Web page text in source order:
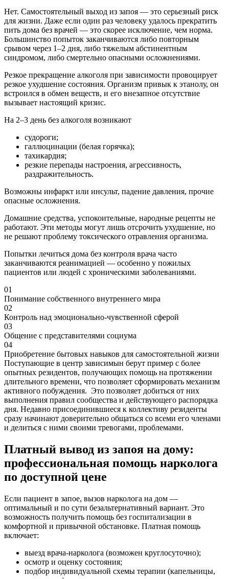
Нет. Самостоятельный выход из запоя — это серьезный риск
для жизни. Даже если один раз человеку удалось прекратить
пить дома без врачей — это скорее исключение, чем норма.
Большинство попыток заканчиваются либо повторным
срывом через 1–2 дня, либо тяжелым абстинентным
синдромом, либо смертельно опасными осложнениями.
Резкое прекращение алкоголя при зависимости провоцирует
резкое ухудшение состояния. Организм привык к этанолу, он
встроился в обмен веществ, и его внезапное отсутствие
вызывает настоящий кризис.
На 2–3 день без алкоголя возникают
судороги;
галлюцинации (белая горячка);
тахикардия;
резкие перепады настроения, агрессивность,
раздражительность.
Возможны инфаркт или инсульт, падение давления, прочие
опасные осложнения.
Домашние средства, успокоительные, народные рецепты не
работают. Эти методы могут лишь отсрочить ухудшение, но
не решают проблему токсического отравления организма.
Попытки лечиться дома без контроля врача часто
заканчиваются реанимацией — особенно у пожилых
пациентов или людей с хроническими заболеваниями.
01
Понимание собственного внутреннего мира
02
Контроль над эмоционально-чувственной сферой
03
Общение с представителями социума
04
Приобретение бытовых навыков для самостоятельной жизни
Поступающие в центр зависимын берут пример с более
опытных резидентов, получающих помощь на протяжении
длительного времени, что позволяет сформировать механизм
активного побуждения. Это позволяет добиться от них
выполнения правил сообщества и действующего распорядка
дня. Недавно присоединившиеся к коллективу резиденты
сразу начинают доверительно общаться со всеми его членами
и делиться с ними своими тревогами, проблемами.
Платный вывод из запоя на дому:
профессиональная помощь нарколога
по доступной цене
Если пациент в запое, вызов нарколога на дом —
оптимальный и по сути безальтернативный вариант. Это
возможность получить помощь без госпитализации в
комфортной и привычной обстановке. Платная помощь
включает:
выезд врача-нарколога (возможен круглосуточно);
осмотр и оценку состояния;
подбор индивидуальной схемы терапии (капельницы,